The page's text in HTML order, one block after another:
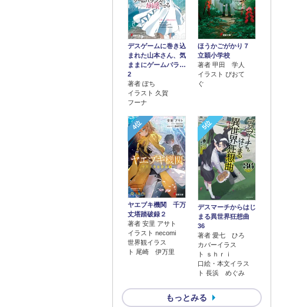
デスゲームに巻き込
まれた山本さん、気
ままにゲームバラ…
2
著者 ぽち
イラスト 久賀
フーナ
ほうかごがかり７
立穎小学校
著者 甲田 学人
イラスト ぴおて
ぐ
4位
ヤエブキ機関 千万
丈塔踏破録２
著者 安里 アサト
イラスト necomi
世界観イラス
ト 尾崎 伊万里
5位
デスマーチからはじ
まる異世界狂想曲
36
著者 愛七 ひろ
カバーイラス
ト ｓｈｒｉ
口絵・本文イラス
ト 長浜 めぐみ
もっとみる